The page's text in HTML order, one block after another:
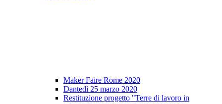
Maker Faire Rome 2020
Dantedì 25 marzo 2020
Restituzione progetto "Terre di lavoro in